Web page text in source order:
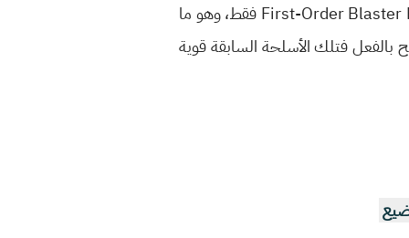
أن هذا لم يحدث في حدث أول أمس والذي أتى بوضعية حرب النجوم بإضافة كل من Lightsabers و First-Order Blaster Rifles فقط، وهو ما
فتلك الأسلحة السابقة قوية